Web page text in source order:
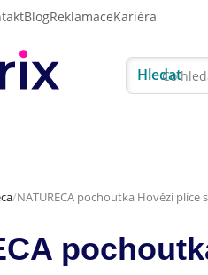
BlogReklamaceKariéra
Hledat
NATURECA pochoutka Hovězí plíce